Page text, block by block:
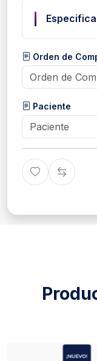
Orden de
Paciente